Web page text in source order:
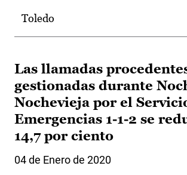
Toledo
Las llamadas
gestionadas durante
Nochevieja por el
Emergencias 1-1-2 se
14,7 por ciento
04 de Enero de 2020